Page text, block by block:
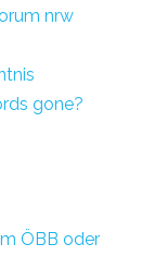
nrw
gone?
ÖBB oder